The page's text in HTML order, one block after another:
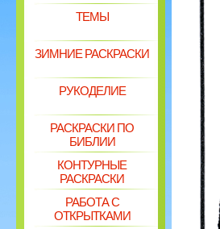
ТЕМЫ
ЗИМНИЕ РАСКРАСКИ
РУКОДЕЛИЕ
РАСКРАСКИ ПО
БИБЛИИ
КОНТУРНЫЕ
РАСКРАСКИ
РАБОТА С
ОТКРЫТКАМИ